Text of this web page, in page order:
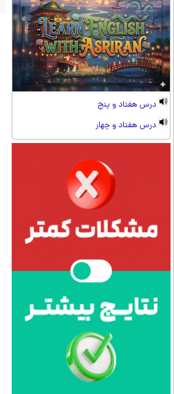
درس هفتاد و پنج
درس هفتاد و چهار